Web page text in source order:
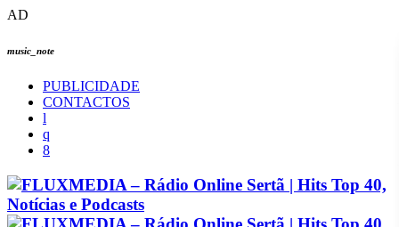
AD
music_note
PUBLICIDADE
CONTACTOS